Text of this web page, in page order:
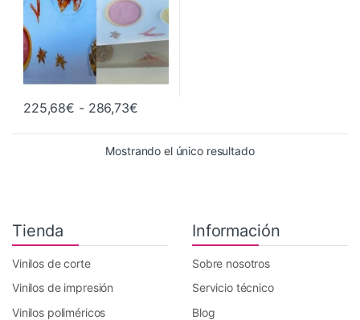
225,68€ - 286,73€Rango de precios: desde 225,68€
Este producto tiene múltiples variantes. Las opciones se
Mostrando el único resultado
Tienda
Vinilos de corte
Vinilos de impresión
Vinilos poliméricos
Información
Sobre nosotros
Servicio técnico
Blog